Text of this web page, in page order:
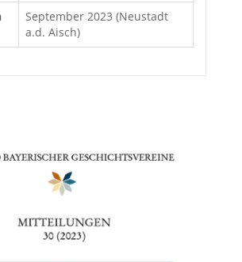
September 2023 (Neustadt
a.d. Aisch)